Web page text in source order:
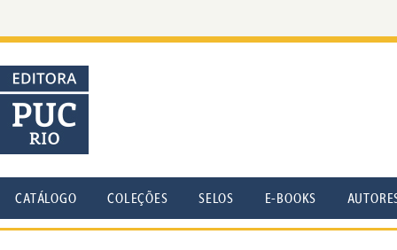
CATÁLOGO COLEÇÕES SELOS E-BOOKS